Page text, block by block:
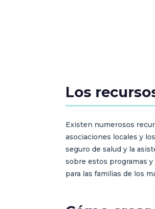
Los
Existen numerosos
asociaciones locales y
seguro de salud y la
sobre estos programas
para las familias de los